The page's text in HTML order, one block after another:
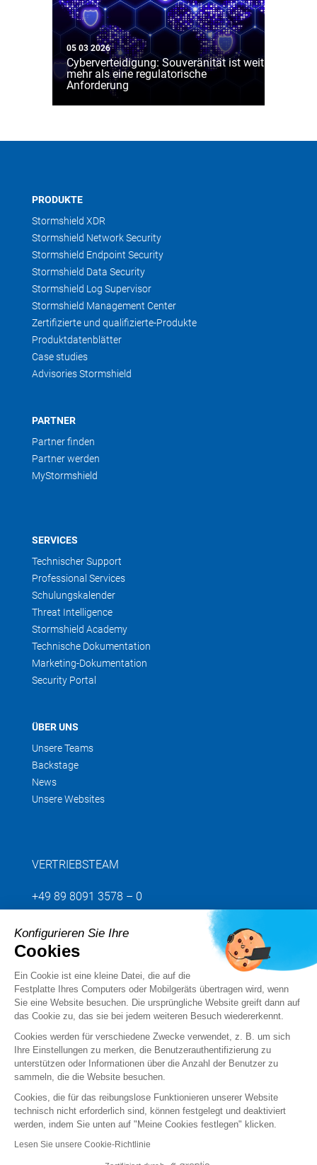
05 03 2026
Cyberverteidigung: Souveränität ist weit
mehr als eine regulatorische
Anforderung
PRODUKTE
Stormshield XDR
Stormshield Network Security
Stormshield Endpoint Security
Stormshield Data Security
Stormshield Log Supervisor
Stormshield Management Center
Zertifizierte und qualifizierte-Produkte
Produktdatenblätter
Case studies
Advisories Stormshield
PARTNER
Partner finden
Partner werden
MyStormshield
SERVICES
Technischer Support
Professional Services
Schulungskalender
Threat Intelligence
Stormshield Academy
Technische Dokumentation
Marketing-Dokumentation
Security Portal
ÜBER UNS
Unsere Teams
Backstage
News
Unsere Websites
VERTRIEBSTEAM
+49 89 8091 3578 – 0
Senden Sie uns Ihre Anfrage
Folgen Sie uns
Rechtsvermerke
Konfigurieren Sie Ihre
Cookies
Ein Cookie ist eine kleine Datei, die auf die
Festplatte Ihres Computers oder Mobilgeräts übertragen wird, wenn
Sie eine Website besuchen. Die ursprüngliche Website greift dann auf
das Cookie zu, das sie bei jedem weiteren Besuch wiedererkennt.
Cookies werden für verschiedene Zwecke verwendet, z. B. um sich
Ihre Einstellungen zu merken, die Benutzerauthentifizierung zu
unterstützen oder Informationen über die Anzahl der Benutzer zu
sammeln, die die Website besuchen.
Cookies, die für das reibungslose Funktionieren unserer Website
technisch nicht erforderlich sind, können festgelegt und deaktiviert
werden, indem Sie unten auf "Meine Cookies festlegen" klicken.
Lesen Sie unsere Cookie-Richtlinie